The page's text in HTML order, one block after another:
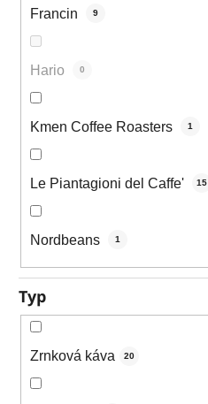
Francin 9
Hario 0
Kmen Coffee Roasters 1
Le Piantagioni del Caffe' 15
Nordbeans 1
Typ
Zrnková káva 20